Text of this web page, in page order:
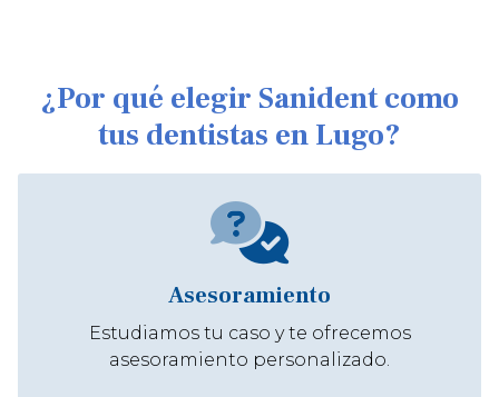
¿Por qué elegir Sanident como
tus dentistas en Lugo?
Asesoramiento
Estudiamos tu caso y te ofrecemos
asesoramiento personalizado.